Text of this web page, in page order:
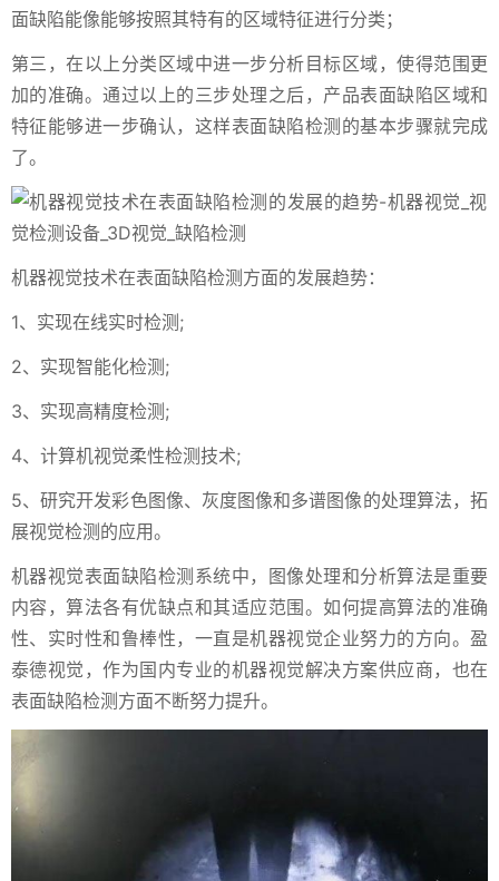
面缺陷能像能够按照其特有的区域特征进行分类；
第三，在以上分类区域中进一步分析目标区域，使得范围更
加的准确。通过以上的三步处理之后，产品表面缺陷区域和
特征能够进一步确认，这样表面缺陷检测的基本步骤就完成
了。
机器视觉技术在表面缺陷检测方面的发展趋势：
1、实现在线实时检测;
2、实现智能化检测;
3、实现高精度检测;
4、计算机视觉柔性检测技术;
5、研究开发彩色图像、灰度图像和多谱图像的处理算法，拓
展视觉检测的应用。
机器视觉表面缺陷检测系统中，图像处理和分析算法是重要
内容，算法各有优缺点和其适应范围。如何提高算法的准确
性、实时性和鲁棒性，一直是机器视觉企业努力的方向。盈
泰德视觉，作为国内专业的机器视觉解决方案供应商，也在
表面缺陷检测方面不断努力提升。